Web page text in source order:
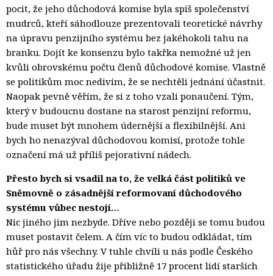
pocit, že jeho důchodová komise byla spíš společenství
mudrců, kteří sáhodlouze prezentovali teoretické návrhy
na úpravu penzijního systému bez jakéhokoli tahu na
branku. Dojít ke konsenzu bylo takřka nemožné už jen
kvůli obrovskému počtu členů důchodové komise. Vlastně
se politikům moc nedivím, že se nechtěli jednání účastnit.
Naopak pevně věřím, že si z toho vzali ponaučení. Tým,
který v budoucnu dostane na starost penzijní reformu,
bude muset být mnohem údernější a flexibilnější. Ani
bych ho nenazýval důchodovou komisí, protože tohle
označení má už příliš pejorativní nádech.
Přesto bych si vsadil na to, že velká část politiků ve
Sněmovně o zásadnější reformovaní důchodového
systému vůbec nestojí…
Nic jiného jim nezbyde. Dříve nebo později se tomu budou
muset postavit čelem. A čím víc to budou odkládat, tím
hůř pro nás všechny. V tuhle chvíli u nás podle Českého
statistického úřadu žije přibližně 17 procent lidí starších